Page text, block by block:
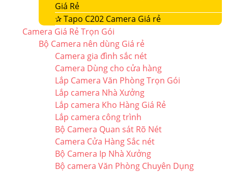
Giá Rẻ
✰Tapo C202 Camera Giá rẻ
Camera Giá Rẻ Trọn Gói
Bộ Camera nên dùng Giá rẻ
Camera gia đình sắc nét
Camera Dùng cho cửa hàng
Lắp Camera Văn Phòng Trọn Gói
Lắp camera Nhà Xưởng
Lắp camera Kho Hàng Giá Rẻ
Lắp camera công trình
Bộ Camera Quan sát Rõ Nét
Camera Cửa Hàng Sắc nét
Bộ Camera Ip Nhà Xưởng
Bộ camera Văn Phòng Chuyên Dụng